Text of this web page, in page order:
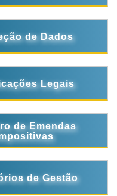
de Dados
Legais
de Emendas
de Gestão